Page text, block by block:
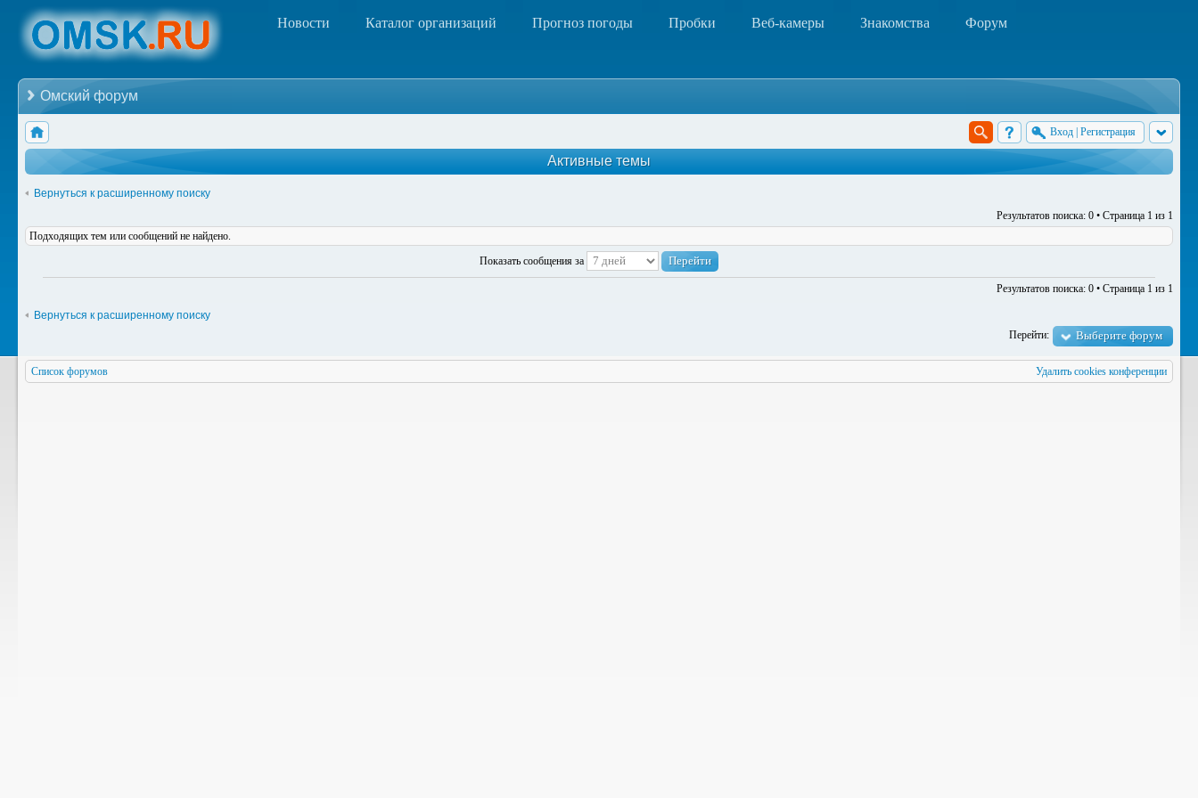
Новости Каталог организаций Прогноз погоды Пробки Веб-камеры Знакомства Форум
Омский форум
Вход Регистрация
Активные темы
Вернуться к расширенному поиску
Результатов поиска: 0 • Страница 1 из 1
Подходящих тем или сообщений не найдено.
Показать сообщения за
Результатов поиска: 0 • Страница 1 из 1
Вернуться к расширенному поиску
Перейти:
Выберите форум
Список форумов Удалить cookies конференции